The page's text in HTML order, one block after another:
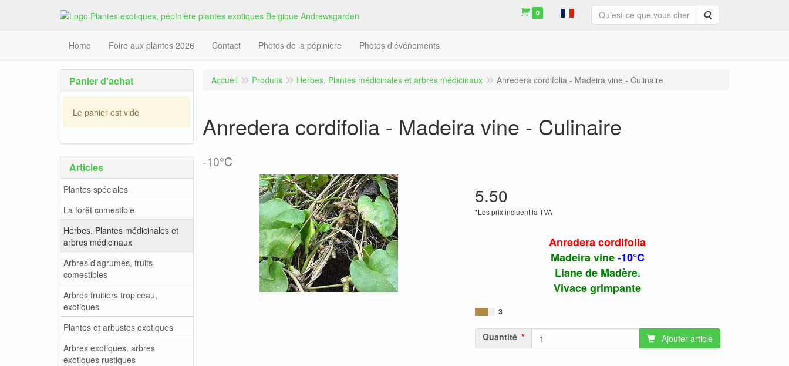
0 Rechercher
Home Foire aux plantes 2026 Contact Photos de la pépinière Photos d'événements
Panier d'achat
Le panier est vide
Articles
Plantes spéciales
La forêt comestible
Herbes. Plantes médicinales et
arbres médicinaux
Arbres d'agrumes, fruits
comestibles
Arbres fruitiers tropiceau,
exotiques
Plantes et arbustes exotiques
Arbres exotiques, arbres
exotiques rustiques
Accueil Produits Herbes. Plantes médicinales et arbres médicinaux Anredera cordifolia - Madeira vine - Culinaire
Anredera cordifolia - Madeira vine - Culinaire
-10°C
5.50
*Les prix incluent la TVA
Anredera cordifolia
Madeira vine-10°C
Liane de Madère.
Vivace grimpante
3
Quantité Ajouter article